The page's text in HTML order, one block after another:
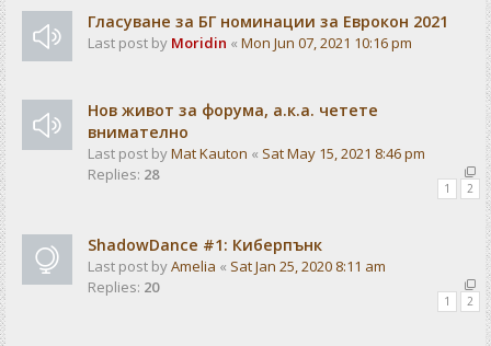
Гласуване за БГ номинации за Еврокон 2021
Last post by Moridin « Mon Jun 07, 2021 10:16 pm
Нов живот за форума, а.к.а. четете
внимателно
Last post byMat Kauton « Sat May 15, 2021 8:46 pm
Replies: 28
1 2
ShadowDance #1: Киберпънк
Last post byAmelia « Sat Jan 25, 2020 8:11 am
Replies: 20
1 2